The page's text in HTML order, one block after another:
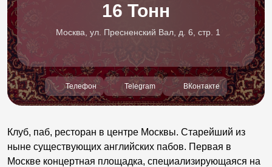
16 Тонн
Москва, ул. Пресненский Вал, д. 6, стр. 1
Телефон Telegram ВКонтакте
Клуб, паб, ресторан в центре Москвы. Старейший из
ныне существующих английских пабов. Первая в
Москве концертная площадка, специализирующаяся на